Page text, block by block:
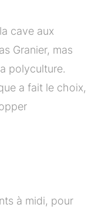
cave aux
Granier, mas
polyculture.
a fait le choix,
à midi, pour